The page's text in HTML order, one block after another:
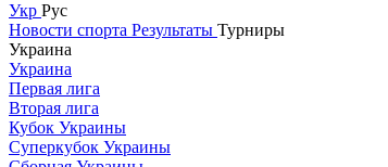
Укр Рус
Новости спорта Результаты Турниры
Украина
Украина
Первая лига
Вторая лига
Кубок Украины
Суперкубок Украины